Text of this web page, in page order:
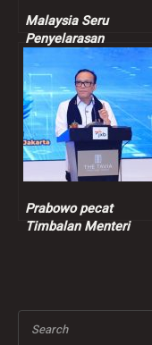
Malaysia Seru
Penyelarasan
Berterusan Dalam
Proses Keamanan
Bangsamoro
Prabowo pecat
Timbalan Menteri
Search